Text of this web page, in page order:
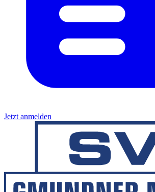
Jetzt anmelden